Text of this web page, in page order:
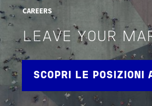
CAREERS
LEAVE YOUR
SCOPRI LE POSIZIONI